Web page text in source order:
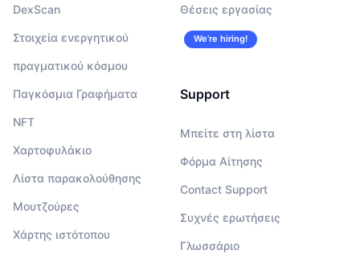
DexScan
Στοιχεία ενεργητικού
πραγματικού κόσμου
Παγκόσμια Γραφήματα
NFT
Χαρτοφυλάκιο
Λίστα παρακολούθησης
Μουτζούρες
Χάρτης ιστότοπου
Θέσεις εργασίας
We’re hiring!
Support
Μπείτε στη λίστα
Φόρμα Αίτησης
Contact Support
Συχνές ερωτήσεις
Γλωσσάριο